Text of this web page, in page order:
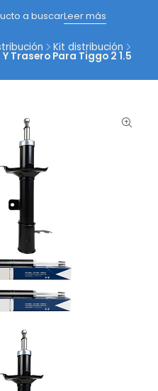
a buscarLeer más
Kit distribución
Trasero Para Tiggo 2 1.5